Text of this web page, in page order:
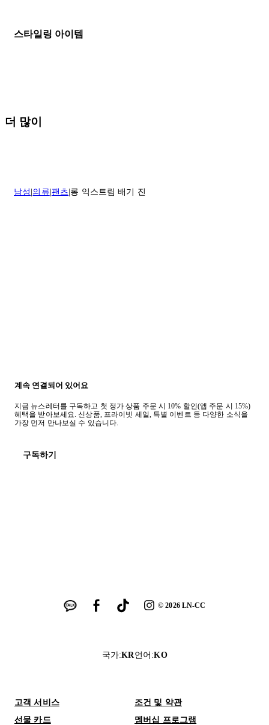
세일 기간에는 배송이 다소 지연될 수 있습니다. 궁금하신 점이 있거
나 도움이 필요하신 경우 고객센터로 문의해 주세요.
스타일링 아이템
더 많이
남성 의류 팬츠 롱 익스트림 배기 진
계속 연결되어 있어요
지금 뉴스레터를 구독하고 첫 정가 상품 주문 시 10% 할인(앱 주문 시 15%)
혜택을 받아보세요. 신상품, 프라이빗 세일, 특별 이벤트 등 다양한 소식을
가장 먼저 만나보실 수 있습니다.
구독하기
©2026LN-CC
국가:KR 언어 :KO
고객 서비스
조건 및 약관
선물 카드
멤버십 프로그램